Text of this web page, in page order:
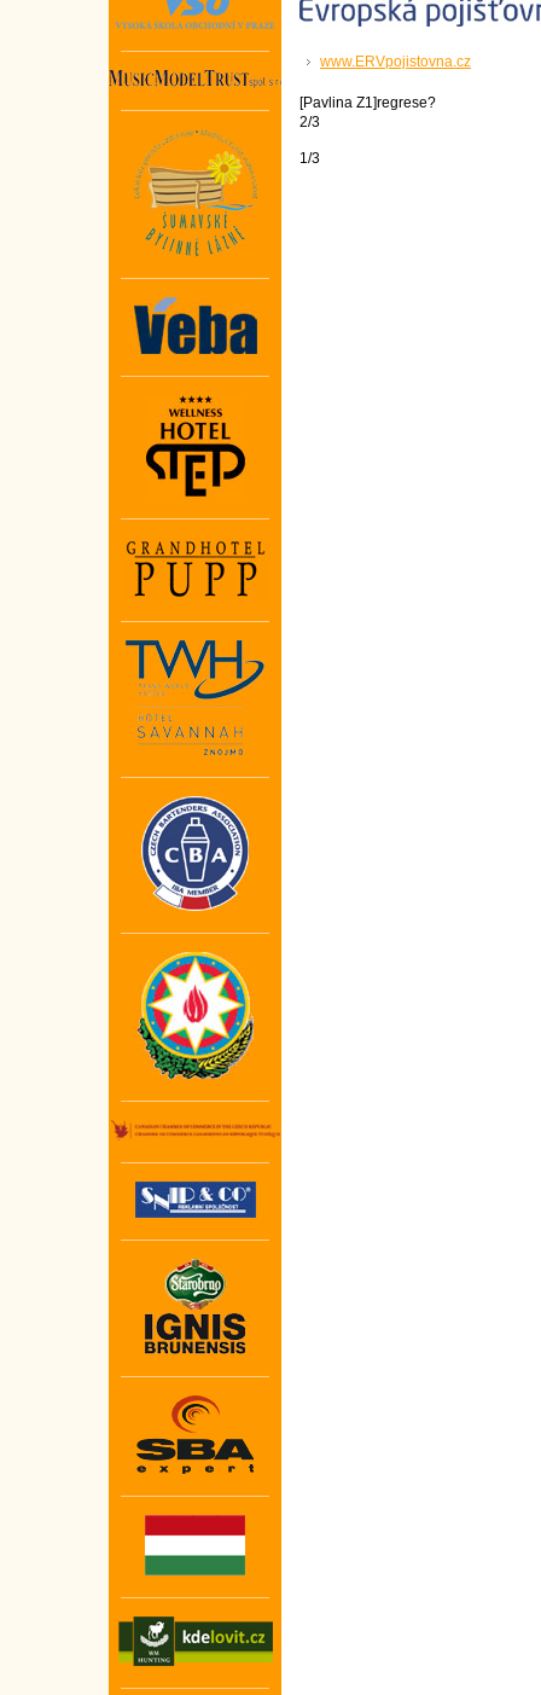
www.ERVpojistovna.cz
[Pavlina Z1]regrese?
2/3
1/3